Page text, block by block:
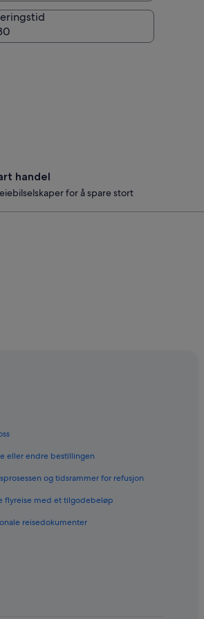
handel
for å spare stort
eller endre bestillingen
og tidsrammer for refusjon
flyreise med et tilgodebeløp
reisedokumenter